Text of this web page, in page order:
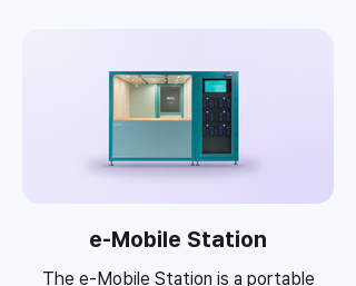
e-Mobile Station
The e-Mobile Station is a portable